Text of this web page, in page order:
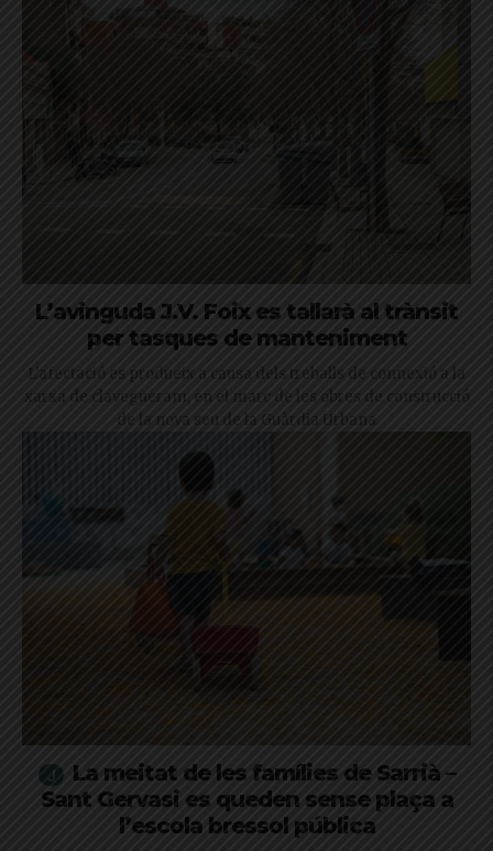
L’avinguda J.V. Foix es tallarà al trànsit
per tasques de manteniment
L'afectació es produeix a causa dels treballs de connexió a la
xarxa de clavegueram, en el marc de les obres de construcció
de la nova seu de la Guàrdia Urbana
La meitat de les famílies de Sarrià –
Sant Gervasi es queden sense plaça a
l’escola bressol pública